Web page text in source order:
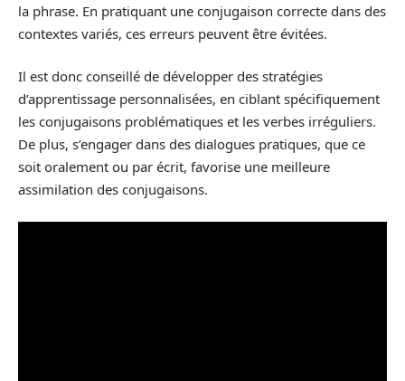
la phrase. En pratiquant une conjugaison correcte dans des
contextes variés, ces erreurs peuvent être évitées.
Il est donc conseillé de développer des stratégies
d’apprentissage personnalisées, en ciblant spécifiquement
les conjugaisons problématiques et les verbes irréguliers.
De plus, s’engager dans des dialogues pratiques, que ce
soit oralement ou par écrit, favorise une meilleure
assimilation des conjugaisons.